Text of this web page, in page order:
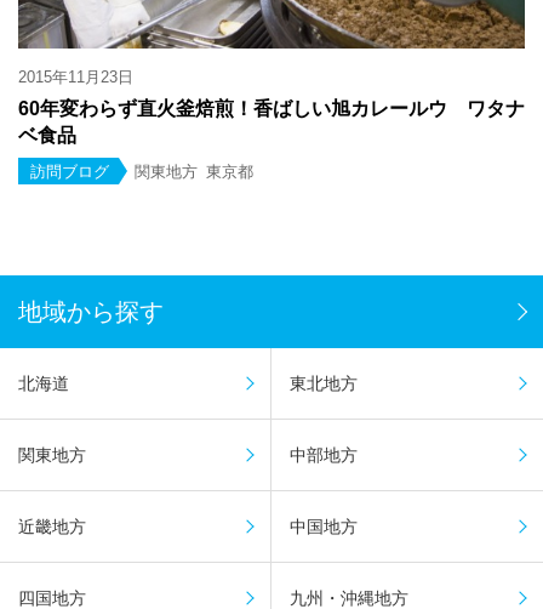
2015年11月23日
60年変わらず直火釜焙煎！香ばしい旭カレールウ ワタナ
ベ食品
訪問ブログ 関東地方 東京都
地域から探す
北海道 東北地方
関東地方 中部地方
近畿地方 中国地方
四国地方 九州・沖縄地方